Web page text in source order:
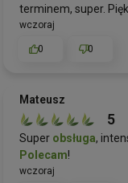
terminem, super.
wczoraj
0 0
Mateusz
5
Super obsługa,
Polecam!
wczoraj